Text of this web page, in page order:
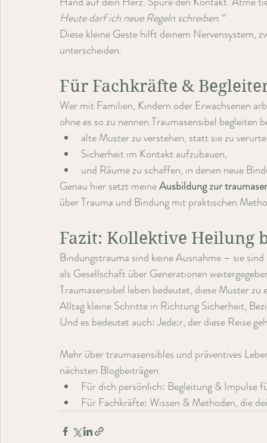
Heute darf ich neue Regeln schreiben.“
Diese kleine Geste hilft deinem Nervensystem,
unterscheiden.
Für Fachkräfte &
Wer mit Familien, Kindern oder Erwachsenen
ohne es so zu nennen.Traumasensibel begleiten
alte Muster zu verstehen, statt sie zu
Sicherheit im Kontakt aufzubauen,
und Räume zu schaffen, in denen neue
Genau hier setzt meine Ausbildung zur
über Trauma und Bindung mit praktischen
Fazit: Kollektive Heilung
Bindungstrauma sind keine Ausnahme – sie
als Gesellschaft über Generationen
Traumasensibel leben bedeutet, diese Muster
Alltag kleine Schritte in Richtung Sicherheit,
Und es bedeutet auch: Jede:r, der diese Reise
Mehr über traumasensibles und präventives
nächsten Blogbeiträgen.
Für dich persönlich: Begleitung & Impulse
Für Fachkräfte: Wissen & Methoden, die